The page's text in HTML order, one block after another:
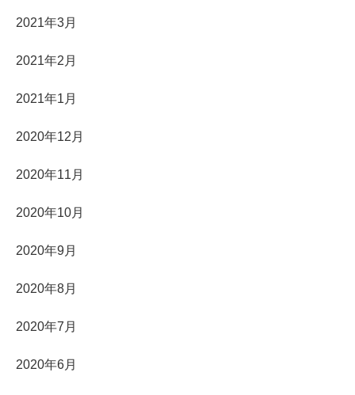
2021年3月
2021年2月
2021年1月
2020年12月
2020年11月
2020年10月
2020年9月
2020年8月
2020年7月
2020年6月